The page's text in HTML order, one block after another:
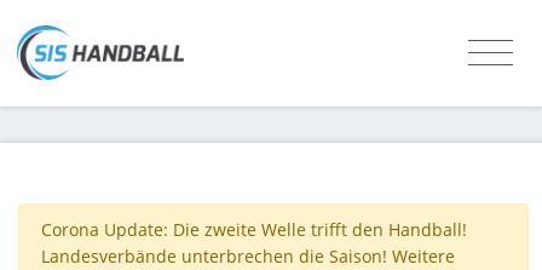
Corona Update: Die zweite Welle trifft den Handball!
Landesverbände unterbrechen die Saison! Weitere